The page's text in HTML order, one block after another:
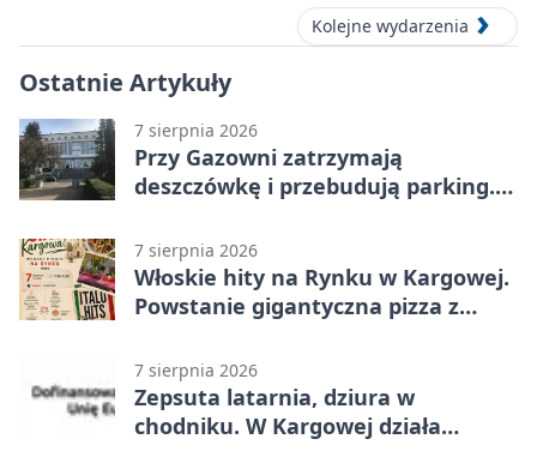
Kolejne wydarzenia
Ostatnie Artykuły
7 sierpnia 2026
Przy Gazowni zatrzymają
deszczówkę i przebudują parking.
7 sierpnia 2026
Włoskie hity na Rynku w Kargowej.
Powstanie gigantyczna pizza z
7 sierpnia 2026
Zepsuta latarnia, dziura w
chodniku. W Kargowej działa